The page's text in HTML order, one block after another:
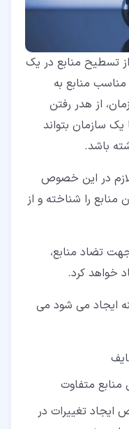
تسطیح منابع در یک
منابع به
از هدر رفتن
سازمان بتواند
باشد.
لازم در این خصوص
منابع را شناخته و از
تضاد منابع،
خواهد کرد.
ایجاد می شود می
متفاوت
ایجاد تغییرات در